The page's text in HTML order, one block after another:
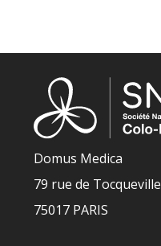
Domus Medica
79 rue de Tocqueville
75017 PARIS